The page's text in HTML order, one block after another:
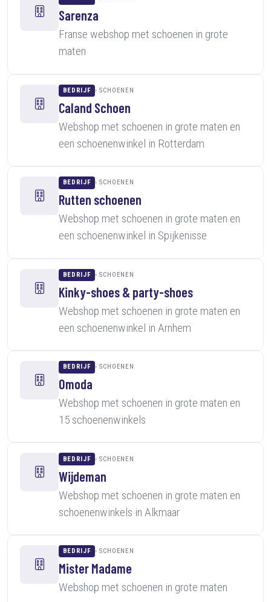
Sarenza
Franse webshop met schoenen in grote
maten
BEDRIJF SCHOENEN
Caland Schoen
Webshop met schoenen in grote maten en
een schoenenwinkel in Rotterdam
BEDRIJF SCHOENEN
Rutten schoenen
Webshop met schoenen in grote maten en
een schoenenwinkel in Spijkenisse
BEDRIJF SCHOENEN
Kinky-shoes & party-shoes
Webshop met schoenen in grote maten en
een schoenenwinkel in Arnhem
BEDRIJF SCHOENEN
Omoda
Webshop met schoenen in grote maten en
15 schoenenwinkels
BEDRIJF SCHOENEN
Wijdeman
Webshop met schoenen in grote maten en
schoenenwinkels in Alkmaar
BEDRIJF SCHOENEN
Mister Madame
Webshop met schoenen in grote maten